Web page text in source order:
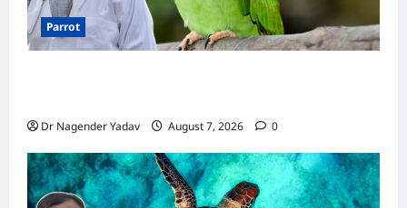
Parrot
Dr Nagender Yadav August 7, 2026 0